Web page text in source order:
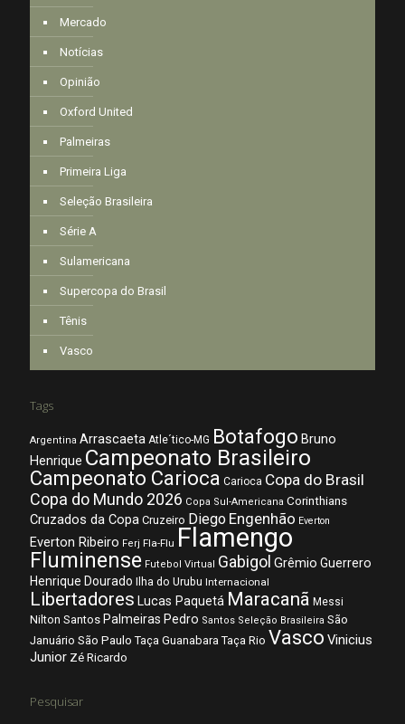
Mercado
Notícias
Opinião
Oxford United
Palmeiras
Primeira Liga
Seleção Brasileira
Série A
Sulamericana
Supercopa do Brasil
Tênis
Vasco
Tags
Argentina Arrascaeta Atle´tico-MG Botafogo Bruno
Henrique Campeonato Brasileiro
Campeonato Carioca Carioca Copa do Brasil
Copa do Mundo 2026 Copa Sul-Americana Corinthians
Cruzados da Copa Cruzeiro Diego Engenhão Everton
Everton Ribeiro Ferj Fla-Flu Flamengo
Fluminense Futebol Virtual Gabigol Grêmio Guerrero
Henrique Dourado Ilha do Urubu Internacional
Libertadores Lucas Paquetá Maracanã Messi
Nilton Santos Palmeiras Pedro Santos Seleção Brasileira São
Januário São Paulo Taça Guanabara Taça Rio Vasco Vinicius
Junior Zé Ricardo
Pesquisar